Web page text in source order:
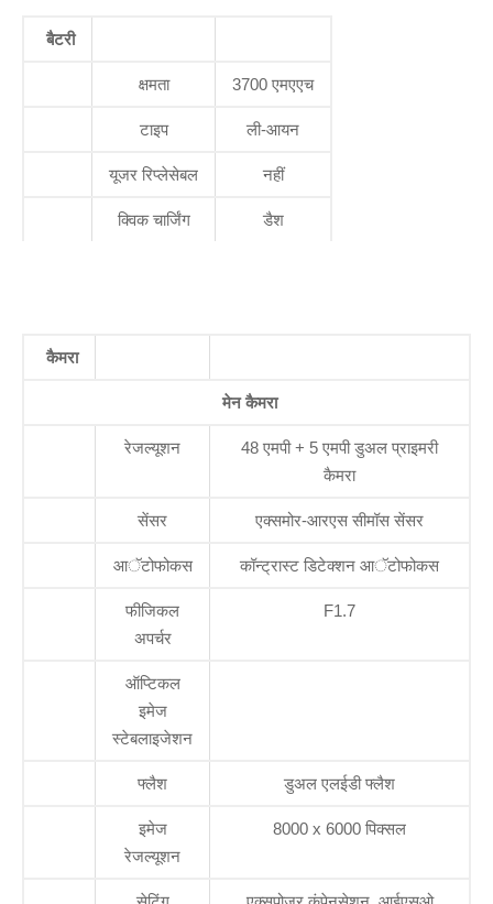
बैटरी
क्षमता 3700 एमएएच
टाइप ली-आयन
यूजर रिप्लेसेबल नहीं
क्विक चार्जिंग डैश
कैमरा
मेन कैमरा
रेजल्यूशन
48 एमपी + 5 एमपी डुअल प्राइमरी
कैमरा
सेंसर एक्समोर-आरएस सीमॉस सेंसर
आॅटोफोकस कॉन्ट्रास्ट डिटेक्शन आॅटोफोकस
फीजिकल
अपर्चर
F1.7
ऑप्टिकल
इमेज
स्टेबलाइजेशन
फ्लैश डुअल एलईडी फ्लैश
इमेज
रेजल्यूशन
8000 x 6000 पिक्सल